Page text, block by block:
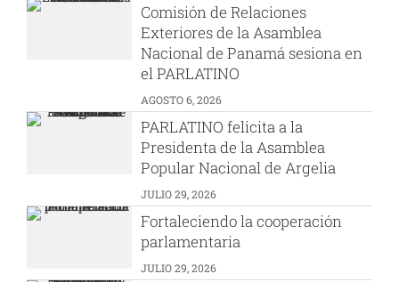
Comisión de Relaciones
Exteriores de la Asamblea
Nacional de Panamá sesiona en
el PARLATINO
AGOSTO 6, 2026
PARLATINO felicita a la
Presidenta de la Asamblea
Popular Nacional de Argelia
JULIO 29, 2026
Fortaleciendo la cooperación
parlamentaria
JULIO 29, 2026